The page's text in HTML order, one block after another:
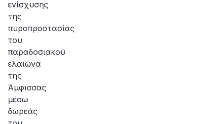
ενίσχυσης
της
πυροπροστασίας
του
παραδοσιακού
ελαιώνα
της
Άμφισσας
μέσω
δωρεάς